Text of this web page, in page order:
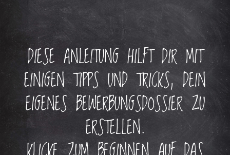
DIESE ANLEITUNG HILFT DIR MIT
EINIGEN TIPPS UND TRICKS, DEIN
EIGENES BEWERBUNGSDOSSIER ZU
ERSTELLEN.